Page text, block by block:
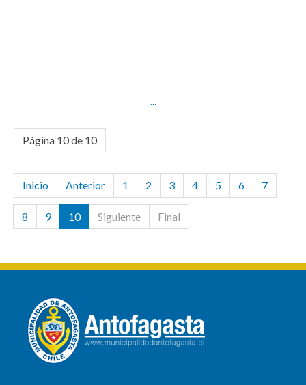
...
Página 10 de 10
Inicio Anterior 1 2 3 4 5 6 7
8 9 10 Siguiente Final